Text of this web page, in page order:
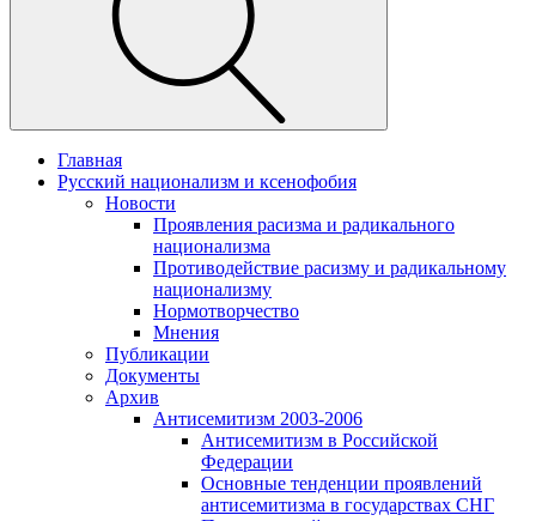
Главная
Русский национализм и ксенофобия
Новости
Проявления расизма и радикального
национализма
Противодействие расизму и радикальному
национализму
Нормотворчество
Мнения
Публикации
Документы
Архив
Антисемитизм 2003-2006
Антисемитизм в Российской
Федерации
Основные тенденции проявлений
антисемитизма в государствах СНГ